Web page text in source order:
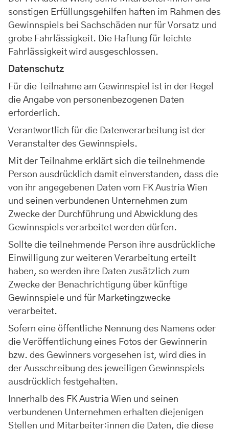
sonstigen Erfüllungsgehilfen haften im Rahmen des
Gewinnspiels bei Sachschäden nur für Vorsatz und
grobe Fahrlässigkeit. Die Haftung für leichte
Fahrlässigkeit wird ausgeschlossen.
Datenschutz
Für die Teilnahme am Gewinnspiel ist in der Regel
die Angabe von personenbezogenen Daten
erforderlich.
Verantwortlich für die Datenverarbeitung ist der
Veranstalter des Gewinnspiels.
Mit der Teilnahme erklärt sich die teilnehmende
Person ausdrücklich damit einverstanden, dass die
von ihr angegebenen Daten vom FK Austria Wien
und seinen verbundenen Unternehmen zum
Zwecke der Durchführung und Abwicklung des
Gewinnspiels verarbeitet werden dürfen.
Sollte die teilnehmende Person ihre ausdrückliche
Einwilligung zur weiteren Verarbeitung erteilt
haben, so werden ihre Daten zusätzlich zum
Zwecke der Benachrichtigung über künftige
Gewinnspiele und für Marketingzwecke
verarbeitet.
Sofern eine öffentliche Nennung des Namens oder
die Veröffentlichung eines Fotos der Gewinnerin
bzw. des Gewinners vorgesehen ist, wird dies in
der Ausschreibung des jeweiligen Gewinnspiels
ausdrücklich festgehalten.
Innerhalb des FK Austria Wien und seinen
verbundenen Unternehmen erhalten diejenigen
Stellen und Mitarbeiter:innen die Daten, die diese